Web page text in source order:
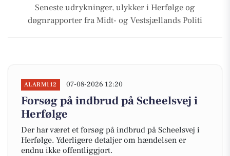
Seneste udrykninger, ulykker i Herfølge og
døgnrapporter fra Midt- og Vestsjællands Politi
ALARM112 07-08-2026 12:20
Forsøg på indbrud på Scheelsvej i
Herfølge
Der har været et forsøg på indbrud på Scheelsvej i
Herfølge. Yderligere detaljer om hændelsen er
endnu ikke offentliggjort.